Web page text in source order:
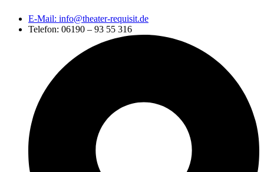
E-Mail: info@theater-requisit.de
Telefon: 06190 – 93 55 316